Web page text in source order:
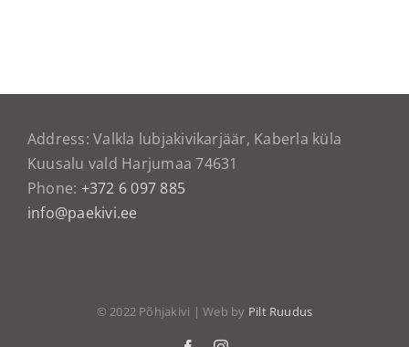
Address: Valkla lubjakivikarjäär, Kaberla küla
Kuusalu vald Harjumaa 74631
Phone: +372 6 097 885
info@paekivi.ee
© 2022 Põhjakivi | Web by Pilt Ruudus